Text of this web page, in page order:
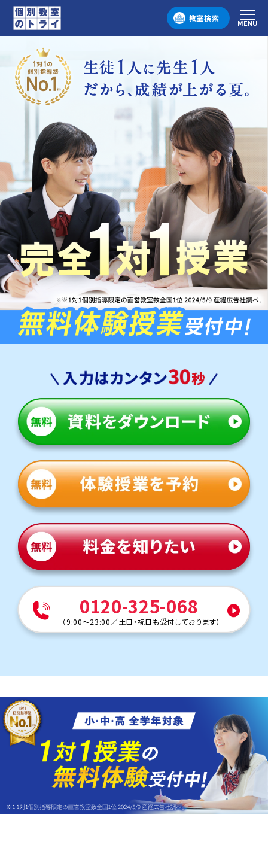
教室検索
メニュー
MENU
個別教室のトライ 1対1の個別
0120-325-068
（9:00～23:00 ／土日・祝日も受付しております）